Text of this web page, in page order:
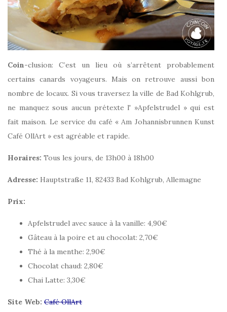
Coin-clusion: C’est un lieu où s’arrêtent probablement
certains canards voyageurs. Mais on retrouve aussi bon
nombre de locaux. Si vous traversez la ville de Bad Kohlgrub,
ne manquez sous aucun prétexte l' »Apfelstrudel » qui est
fait maison. Le service du café « Am Johannisbrunnen Kunst
Café OllArt » est agréable et rapide.
Horaires: Tous les jours, de 13h00 à 18h00
Adresse: Hauptstraße 11, 82433 Bad Kohlgrub, Allemagne
Prix:
Apfelstrudel avec sauce à la vanille: 4,90€
Gâteau à la poire et au chocolat: 2,70€
Thé à la menthe: 2,90€
Chocolat chaud: 2,80€
Chai Latte: 3,30€
Site Web: Café OllArt